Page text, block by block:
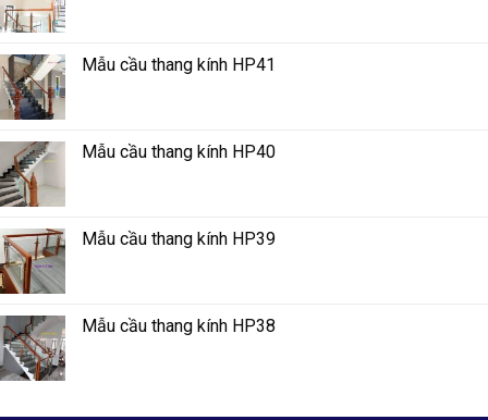
Mẫu cầu thang kính HP41
Mẫu cầu thang kính HP40
Mẫu cầu thang kính HP39
Mẫu cầu thang kính HP38